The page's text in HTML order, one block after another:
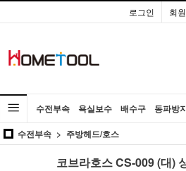
로그인 회
수전부속 욕실보수 배수구 동파방
공구수전부속 주방헤드/호스
코브라호스 CS-009 (대)